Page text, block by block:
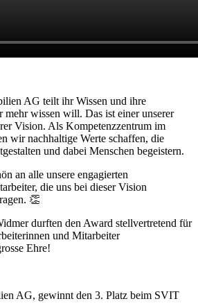
AG teilt ihr Wissen und ihre
mehr wissen will. Das ist einer unserer
Vision. Als Kompetenzzentrum im
wir nachhaltige Werte schaffen, die
und dabei Menschen begeistern.
an alle unsere engagierten
die uns bei dieser Vision
👏
durften den Award stellvertretend für
und Mitarbeiter
Ehre!